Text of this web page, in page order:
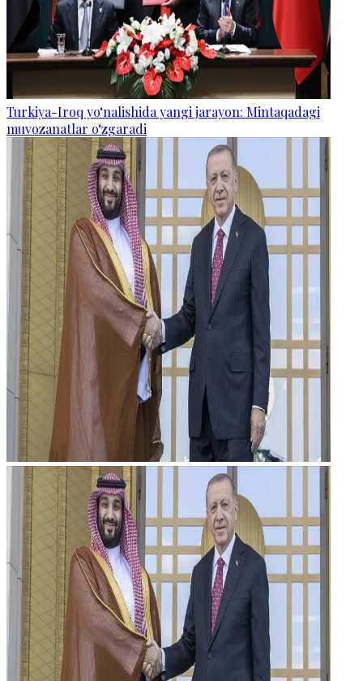
Turkiya-Iroq yo‘nalishida yangi jarayon: Mintaqadagi
muvozanatlar o‘zgaradi